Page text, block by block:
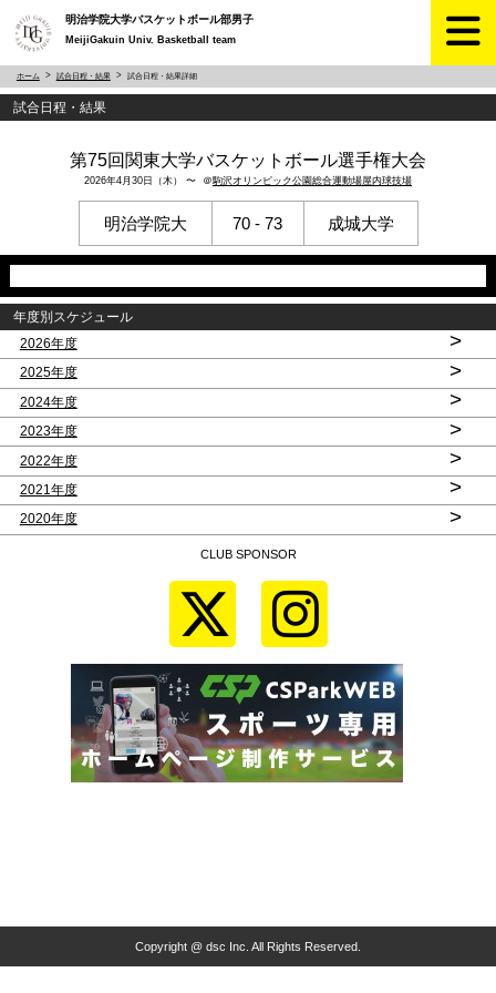
明治学院大学バスケットボール部男子
MeijiGakuin Univ. Basketball team
ホーム 試合日程・結果 試合日程・結果詳細
試合日程・結果
第75回関東大学バスケットボール選手権大会
2026年4月30日（木） 〜 ＠駒沢オリンピック公園総合運動場屋内球技場
明治学院大 70 - 73 成城大学
年度別スケジュール
2026年度
>
2025年度 >
2024年度 >
2023年度 >
2022年度 >
2021年度 >
2020年度 >
CLUB SPONSOR
Copyright @ dsc Inc. All Rights Reserved.